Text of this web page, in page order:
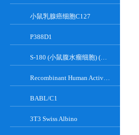
小鼠乳腺癌细胞C127
P388D1
S-180 (小鼠腹水瘤细胞) (种属鉴定正确)
Recombinant Human Active Focal Adhesion Kinase
BABL/C1
3T3 Swiss Albino